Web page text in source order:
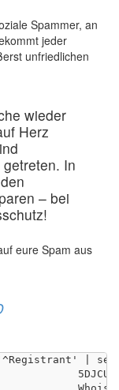
Spammer, an
jeder
unfriedlichen
wieder
Herz
In
– bei
eure Spam aus
| sed